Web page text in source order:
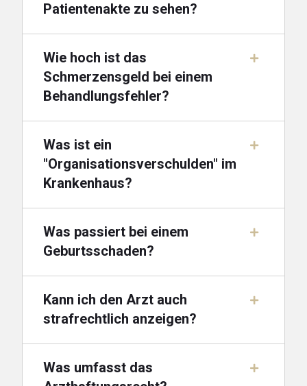
Patientenakte zu sehen?
Wie hoch ist das
Schmerzensgeld bei einem
Behandlungsfehler?
Was ist ein
"Organisationsverschulden" im
Krankenhaus?
Was passiert bei einem
Geburtsschaden?
Kann ich den Arzt auch
strafrechtlich anzeigen?
Was umfasst das